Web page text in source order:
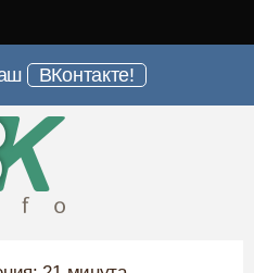
ВКонтакте!